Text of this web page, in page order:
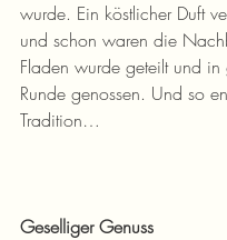
wurde. Ein köstlicher Duft
und schon waren die
Fladen wurde geteilt und in
Runde genossen. Und so
Tradition…
Geselliger Genuss